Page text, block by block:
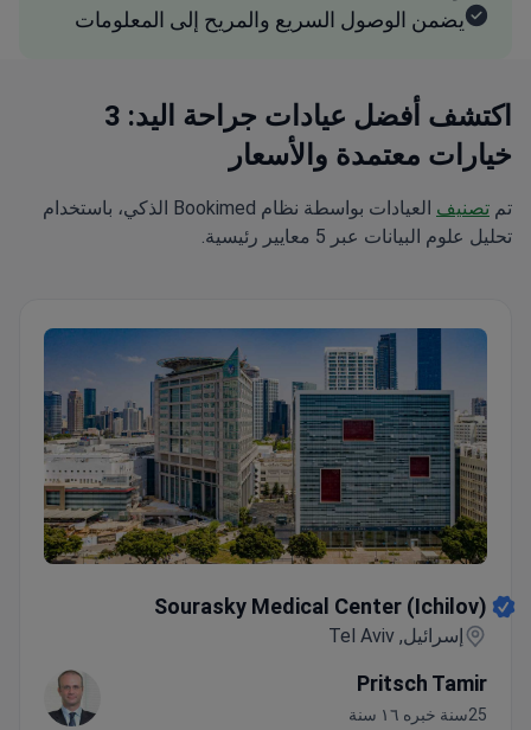
يضمن الوصول السريع والمريح إلى المعلومات
اكتشف أفضل عيادات جراحة اليد: 3
خيارات معتمدة والأسعار
تم تصنيف
العيادات بواسطة نظام Bookimed الذكي، باستخدام
تحليل علوم البيانات عبر 5 معايير رئيسية.
Sourasky Medical Center (Ichilov)
إسرائيل, Tel Aviv
Pritsch Tamir
25سنة خبره ١٦ سنة